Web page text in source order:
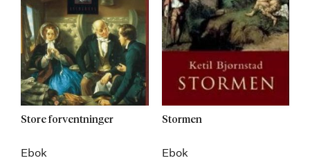
Store forventninger
Ebok
Stormen
Ebok